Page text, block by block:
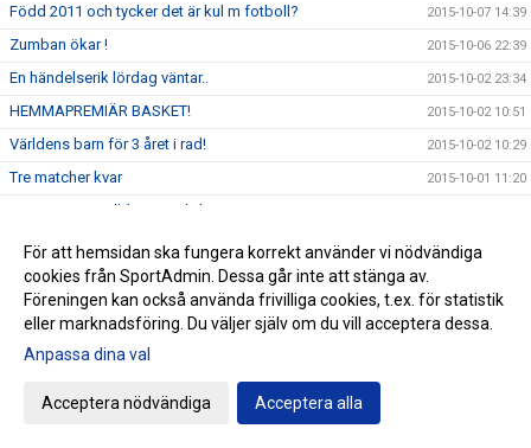
Född 2011 och tycker det är kul m fotboll? 2015-10-07 14:39
Zumban ökar ! 2015-10-06 22:39
En händelserik lördag väntar.. 2015-10-02 23:34
HEMMAPREMIÄR BASKET! 2015-10-02 10:51
Världens barn för 3 året i rad! 2015-10-02 10:29
Tre matcher kvar 2015-10-01 11:20
Qigongen inställd pga sjukdom
Stort TACK! 2015-09-28 15:37
Värpinge IF - 10 år på söndag! 2015-09-18 19:44
Ny match väntar P06 på lördagen 2015-09-17 12:38
En fantastisk insats!
För att hemsidan ska fungera korrekt använder vi nödvändiga
cookies från SportAdmin. Dessa går inte att stänga av.
Föreningen kan också använda frivilliga cookies, t.ex. för statistik
eller marknadsföring. Du väljer själv om du vill acceptera dessa.
Anpassa dina val
Acceptera nödvändiga Acceptera alla